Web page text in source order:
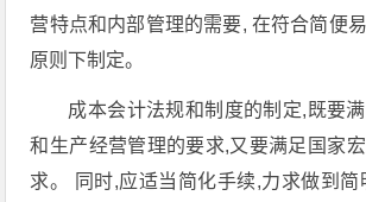
营特点和内部管理的需要, 在符合简便
原则下制定。
成本会计法规和制度的制定,既要
和生产经营管理的要求,又要满足国家
求。 同时,应适当简化手续,力求做到简